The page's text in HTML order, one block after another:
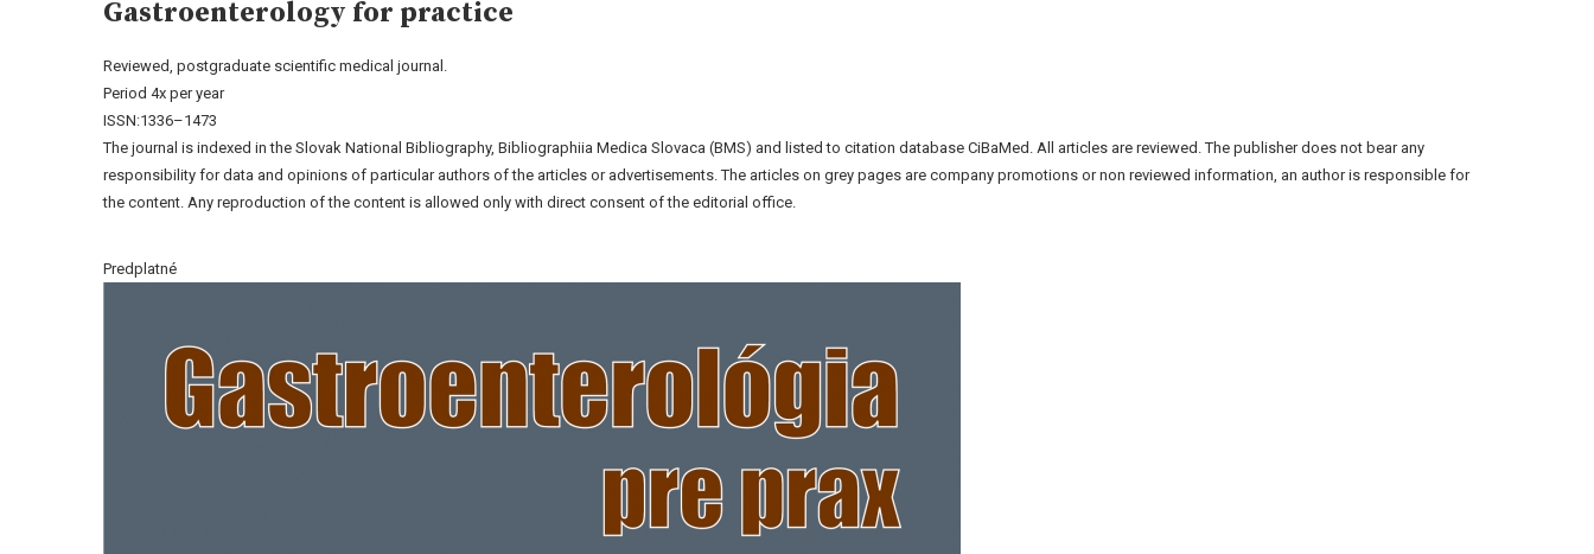
Gastroenterology for practice
Reviewed, postgraduate scientific medical journal.
Period 4x per year
ISSN:1336–1473
The journal is indexed in the Slovak National Bibliography, Bibliographiia Medica Slovaca (BMS) and listed to citation database CiBaMed. All articles are reviewed. The publisher does not bear any
responsibility for data and opinions of particular authors of the articles or advertisements. The articles on grey pages are company promotions or non reviewed information, an author is responsible for
the content. Any reproduction of the content is allowed only with direct consent of the editorial office.
Predplatné